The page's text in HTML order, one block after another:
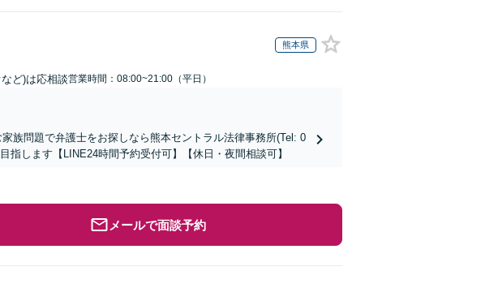
熊本県
ど)は応相談営業時間：08:00~21:00（平日）
族問題で弁護士をお探しなら熊本セントラル法律事務所(Tel: 0
指します【LINE24時間予約受付可】【休日・夜間相談可】
メールで面談予約